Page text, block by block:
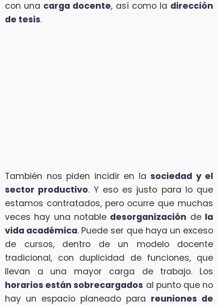
con una carga docente, así como la dirección
de tesis.
También nos piden incidir en la sociedad y el
sector productivo. Y eso es justo para lo que
estamos contratados, pero ocurre que muchas
veces hay una notable desorganización de la
vida académica. Puede ser que haya un exceso
de cursos, dentro de un modelo docente
tradicional, con duplicidad de funciones, que
llevan a una mayor carga de trabajo. Los
horarios están sobrecargados al punto que no
hay un espacio planeado para reuniones de